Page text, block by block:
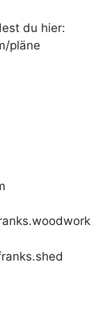
du hier:
pläne